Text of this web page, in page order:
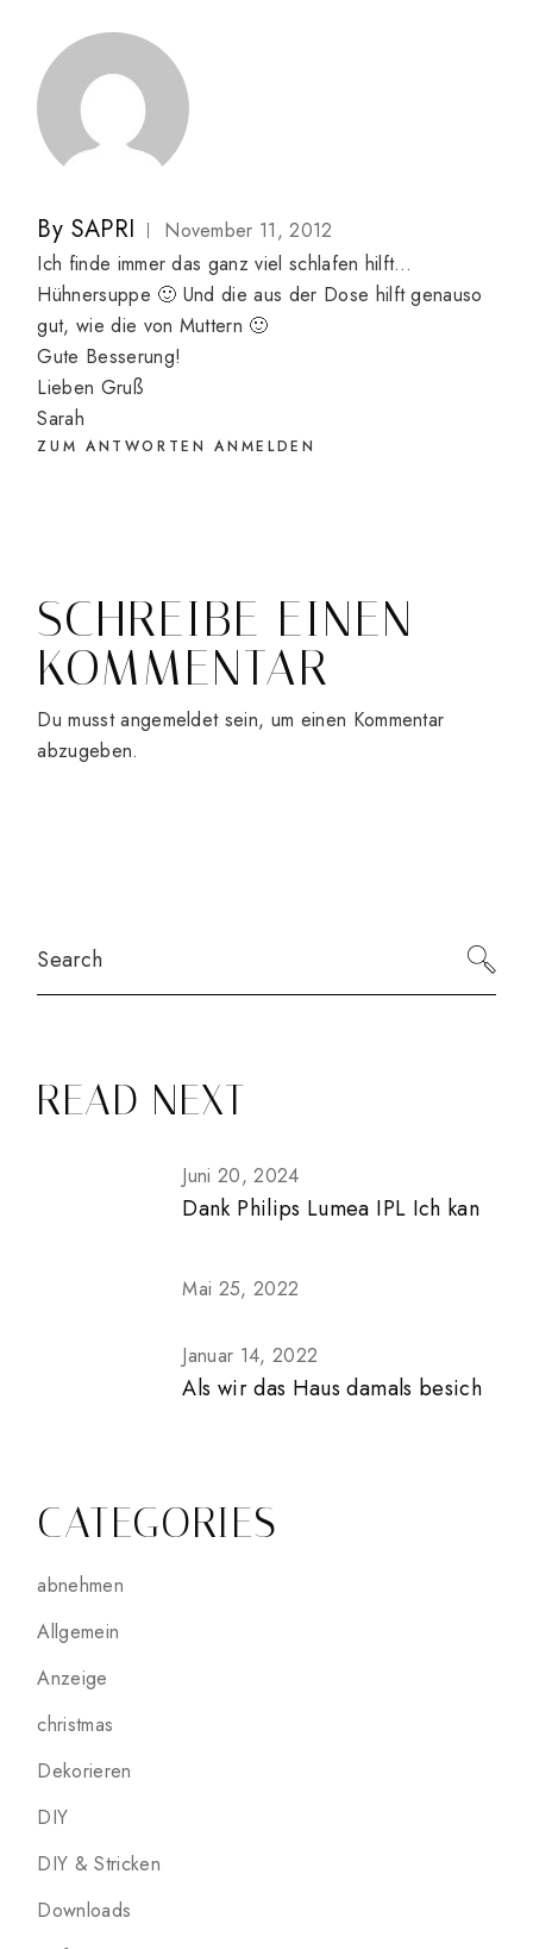
By SAPRI
November 11, 2012
Ich finde immer das ganz viel schlafen hilft…
Hühnersuppe 🙂 Und die aus der Dose hilft genauso
gut, wie die von Muttern 🙂
Gute Besserung!
Lieben Gruß
Sarah
ZUM ANTWORTEN ANMELDEN
SCHREIBE EINEN
KOMMENTAR
Du musstangemeldetsein, um einen Kommentar
abzugeben.
READ NEXT
Juni 20, 2024
Dank Philips Lumea IPL Ich kan
Mai 25, 2022
Januar 14, 2022
Als wir das Haus damals besich
CATEGORIES
abnehmen
Allgemein
Anzeige
christmas
Dekorieren
DIY
DIY & Stricken
Downloads